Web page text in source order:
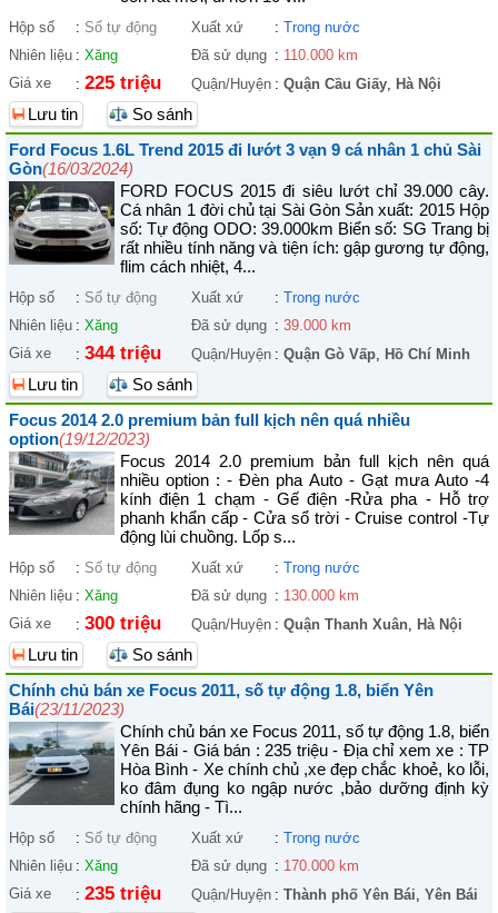
Hộp số : Số tự động Xuất xứ : Trong nước
Nhiên liệu : Xăng Đã sử dụng : 110.000 km
Giá xe
: 225 triệu Quận/Huyện : Quận Cầu Giấy, Hà Nội
Lưu tin
So sánh
Ford Focus 1.6L Trend 2015 đi lướt 3 vạn 9 cá nhân 1 chủ Sài
Gòn(16/03/2024)
FORD FOCUS 2015 đi siêu lướt chỉ 39.000 cây.
Cá nhân 1 đời chủ tại Sài Gòn Sản xuất: 2015 Hộp
số: Tự động ODO: 39.000km Biển số: SG Trang bị
rất nhiều tính năng và tiện ích: gập gương tự động,
flim cách nhiệt, 4...
Hộp số : Số tự động Xuất xứ : Trong nước
Nhiên liệu : Xăng Đã sử dụng : 39.000 km
Giá xe
: 344 triệu Quận/Huyện : Quận Gò Vấp, Hồ Chí Minh
Lưu tin
So sánh
Focus 2014 2.0 premium bản full kịch nên quá nhiều
option(19/12/2023)
Focus 2014 2.0 premium bản full kịch nên quá
nhiều option : - Đèn pha Auto - Gạt mưa Auto -4
kính điện 1 chạm - Gế điện -Rửa pha - Hỗ trợ
phanh khẩn cấp - Cửa sổ trời - Cruise control -Tự
động lùi chuồng. Lốp s...
Hộp số : Số tự động Xuất xứ : Trong nước
Nhiên liệu : Xăng Đã sử dụng : 130.000 km
Giá xe
: 300 triệu Quận/Huyện : Quận Thanh Xuân, Hà Nội
Lưu tin
So sánh
Chính chủ bán xe Focus 2011, số tự động 1.8, biển Yên
Bái(23/11/2023)
Chính chủ bán xe Focus 2011, số tự động 1.8, biển
Yên Bái - Giá bán : 235 triệu - Địa chỉ xem xe : TP
Hòa Bình - Xe chính chủ ,xe đẹp chắc khoẻ, ko lỗi,
ko đâm đụng ko ngập nước ,bảo dưỡng định kỳ
chính hãng - Tì...
Hộp số : Số tự động Xuất xứ : Trong nước
Nhiên liệu : Xăng Đã sử dụng : 170.000 km
Giá xe
: 235 triệu Quận/Huyện : Thành phố Yên Bái, Yên Bái